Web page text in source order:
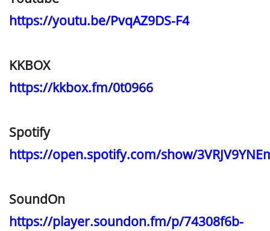
https://youtu.be/PvqAZ9DS-F4
KKBOX
https://kkbox.fm/0t0966
Spotify
https://open.spotify.com/show/
SoundOn
https://player.soundon.fm/p/74308f6b-